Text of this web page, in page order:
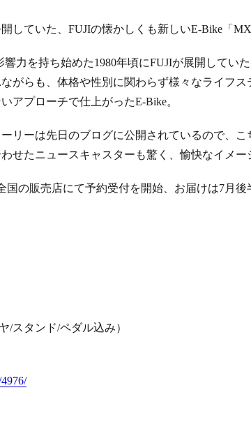
していた、FUJIの懐かしくも新しいE-Bike「
力を持ち始めた1980年頃にFUJIが展開してい
がらも、体格や性別に関わらず様々なライフ
アプローチで仕上がったE-Bike。
リーは先日のブログに公開されているので、こ
せたニュースキャスターも驚く、愉快なイメー
国の販売店にて予約受付を開始、お届けは7月後
/スタンド/ペダル込み）